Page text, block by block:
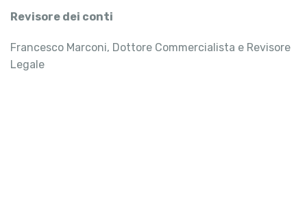
Revisore dei conti
Francesco Marconi, Dottore Commercialista e Revisore
Legale